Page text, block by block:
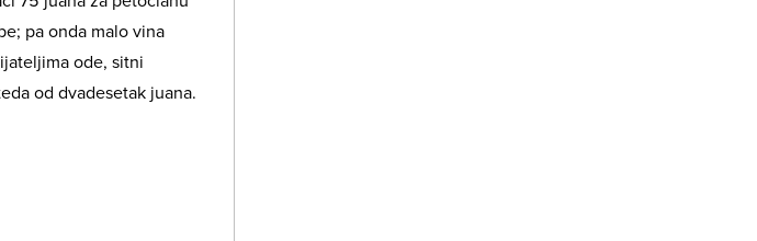
pa onda malo vina
ode, sitni
od dvadesetak juana.